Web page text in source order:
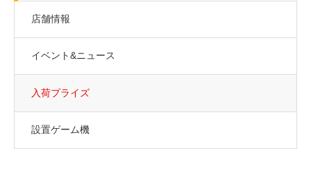
店舗情報
イベント&ニュース
入荷プライズ
設置ゲーム機